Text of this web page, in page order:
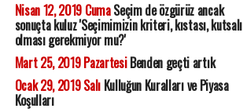
Nisan 12, 2019 CumaSeçim de özgürüz ancak
sonuçta kuluz 'Seçimimizin kriteri, kıstası, kutsalı
olması gerekmiyor mu?'
Mart 25, 2019 PazartesiBenden geçti artık
Ocak 29, 2019 SalıKulluğun Kuralları ve Piyasa
Koşulları